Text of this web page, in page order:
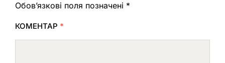
Обов’язкові поля позначені *
КОМЕНТАР *